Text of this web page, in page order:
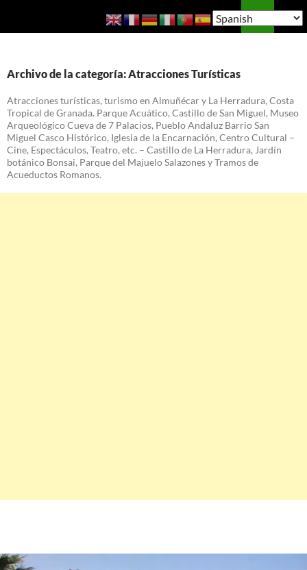
Guía de Almuñécar
Archivo de la categoría: Atracciones Turísticas
Atracciones turísticas, turismo en Almuñécar y La Herradura, Costa
Tropical de Granada. Parque Acuático, Castillo de San Miguel, Museo
Arqueológico Cueva de 7 Palacios, Pueblo Andaluz Barrio San
Miguel Casco Histórico, Iglesia de la Encarnación, Centro Cultural –
Cine, Espectáculos, Teatro, etc. – Castillo de La Herradura, Jardín
botánico Bonsai, Parque del Majuelo Salazones y Tramos de
Acueductos Romanos.